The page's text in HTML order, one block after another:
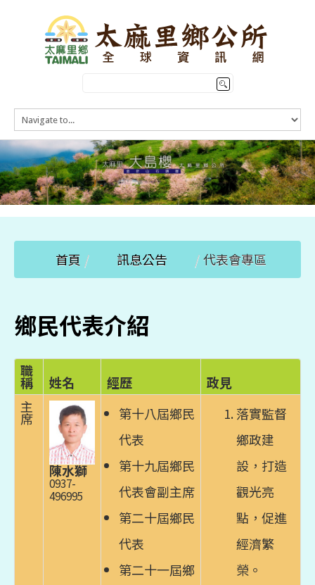
HOME
訊息公告
本鄉簡介
公所介紹
觀光導覽
便民服務
首頁 / 訊息公告 /代表會專區
鄉民代表介紹
職
稱 姓名 經歷
政見
主
席
陳水獅
0937-
496995
第十八屆鄉民
代表
第十九屆鄉民
代表會副主席
第二十屆鄉民
代表
第二十一屆鄉
落實監督
鄉政建
設，打造
觀光亮
點，促進
經濟繁
榮。